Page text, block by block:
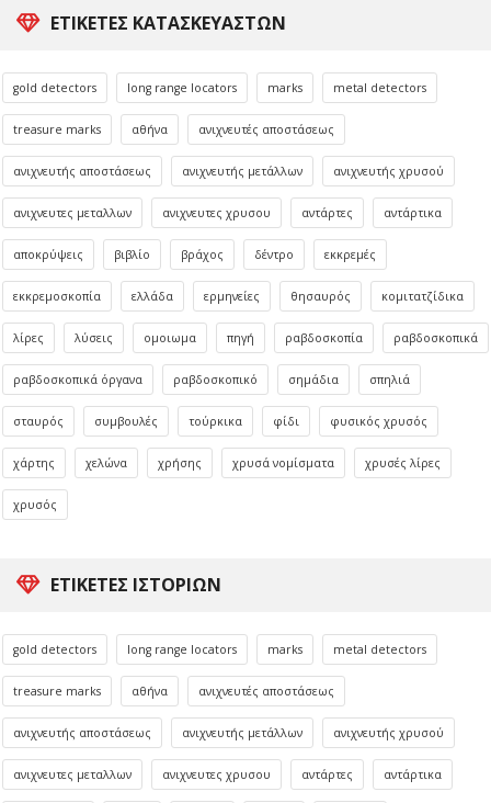
ΕΤΙΚΈΤΕΣ ΚΑΤΑΣΚΕΥΑΣΤΏΝ
gold detectors long range locators marks metal detectors
treasure marks αθήνα ανιχνευτές αποστάσεως
ανιχνευτής αποστάσεως ανιχνευτής μετάλλων ανιχνευτής χρυσού
ανιχνευτες μεταλλων ανιχνευτες χρυσου αντάρτες αντάρτικα
αποκρύψεις βιβλίο βράχος δέντρο εκκρεμές
εκκρεμοσκοπία ελλάδα ερμηνείες θησαυρός κομιτατζίδικα
λίρες λύσεις ομοιωμα πηγή ραβδοσκοπία ραβδοσκοπικά
ραβδοσκοπικά όργανα ραβδοσκοπικό σημάδια σπηλιά
σταυρός συμβουλές τούρκικα φίδι φυσικός χρυσός
χάρτης χελώνα χρήσης χρυσά νομίσματα χρυσές λίρες
χρυσός
ΕΤΙΚΈΤΕΣ ΙΣΤΟΡΙΏΝ
gold detectors long range locators marks metal detectors
treasure marks αθήνα ανιχνευτές αποστάσεως
ανιχνευτής αποστάσεως ανιχνευτής μετάλλων ανιχνευτής χρυσού
ανιχνευτες μεταλλων ανιχνευτες χρυσου αντάρτες αντάρτικα